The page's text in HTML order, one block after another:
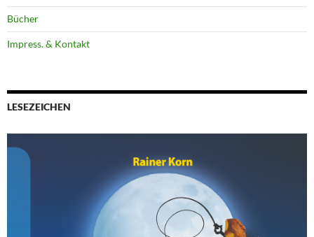
Bücher
Impress. & Kontakt
LESEZEICHEN